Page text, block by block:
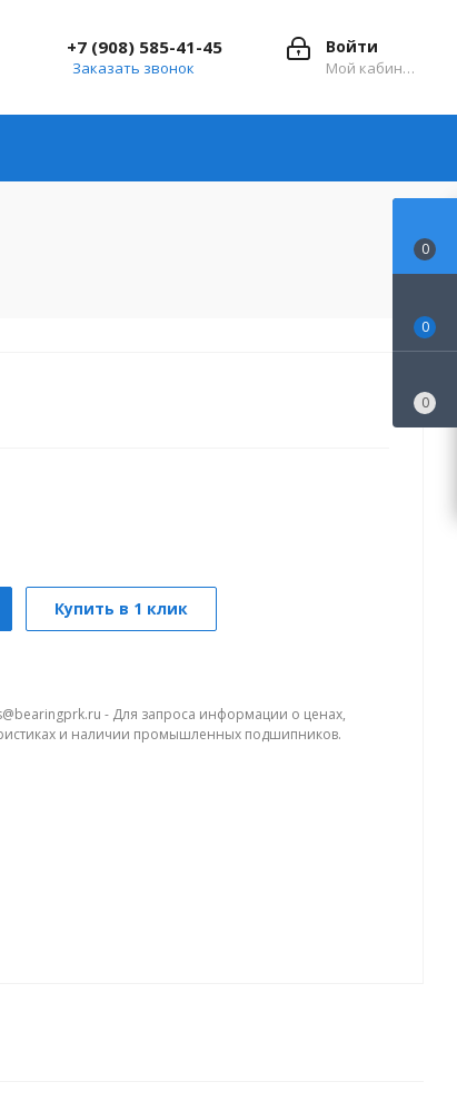
Войти
Мой кабинет
+7 (908) 585-41-45
Заказать звонок
Купить в 1 клик
- Для запроса информации о ценах,
и наличии промышленных подшипников.
0
0
0